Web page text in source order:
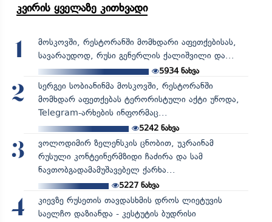
კვირის ყველაზე კითხვადი
1
მოსკოვში, რესტორანში მომხდარი აფეთქებისას,
სავარაუდოდ, რუსი გენერლის ქალიშვილი და...
5934ნახვა
2
სერგეი სობიანინმა მოსკოვში, რესტორანში
მომხდარ აფეთქებას ტერორისტული აქტი უწოდა,
Telegram-არხების ინფორმაც...
5242ნახვა
3
ვოლოდიმირ ზელენსკის ცნობით, უკრაინამ
რუსული კონტეინერმზიდი ჩაძირა და სამ
ნავთობგადამამუშავებელ ქარხა...
5227ნახვა
4
კიევზე რუსეთის თავდასხმის დროს ლიეტუვის
საელჩო დაზიანდა - კესტუტის ბუდრისი